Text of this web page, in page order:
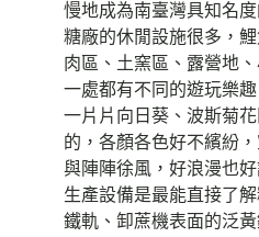
慢地成為南臺灣具知名
糖廠的休閒設施很多，
肉區、土窯區、露營地
一處都有不同的遊玩樂
一片片向日葵、波斯菊
的，各顏各色好不繽紛
與陣陣徐風，好浪漫也
生產設備是最能直接了
鐵軌、卸蔗機表面的泛